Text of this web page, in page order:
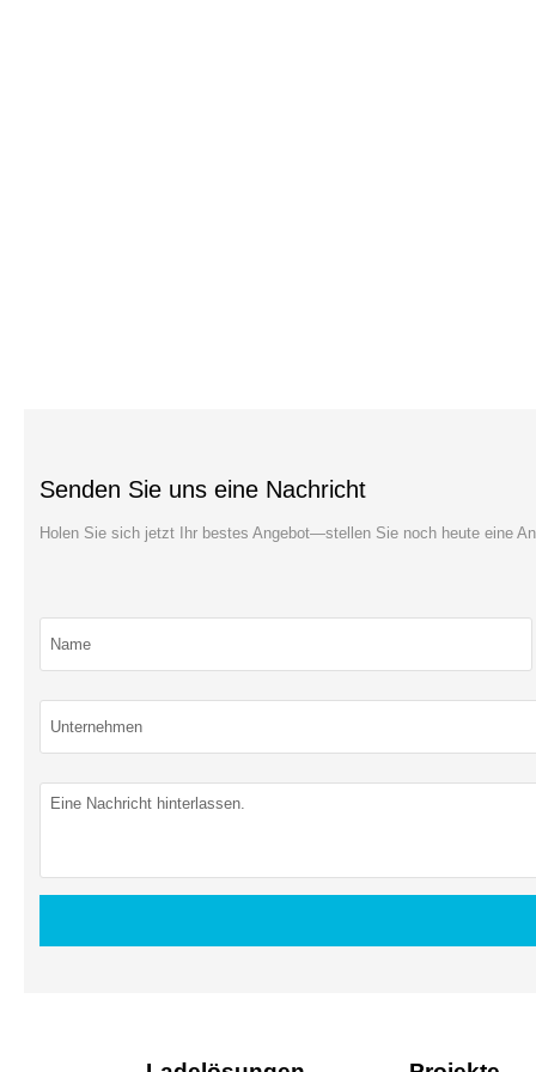
Senden Sie uns eine Nachricht
Holen Sie sich jetzt Ihr bestes Angebot—stellen Sie noch heute eine